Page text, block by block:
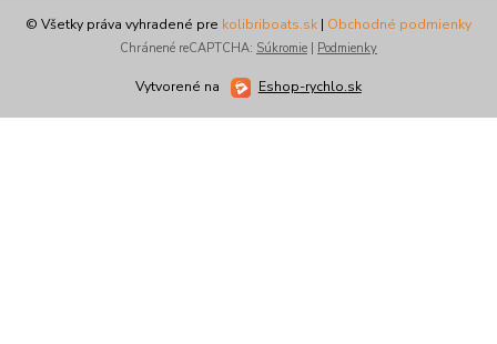
© Všetky práva vyhradené pre kolibriboats.sk | Obchodné podmienky
Chránené reCAPTCHA: Súkromie Podmienky
Vytvorené na Eshop-rychlo.sk